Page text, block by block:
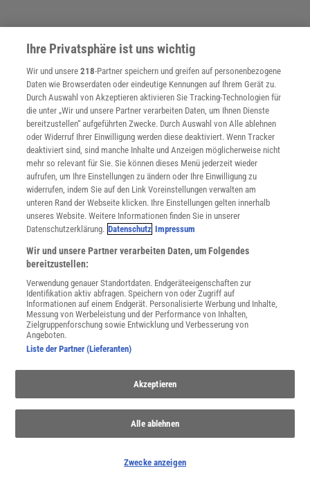
PARTNERINHALTE
Anzeige
NACH OBEN
Ihre Privatsphäre ist uns wichtig
Wir und unsere218-Partner speichern und greifen auf personenbezogene
Daten wie Browserdaten oder eindeutige Kennungen auf Ihrem Gerät zu.
Durch Auswahl von Akzeptieren aktivieren Sie Tracking-Technologien für
die unter „Wir und unsere Partner verarbeiten Daten, um Ihnen Dienste
bereitzustellen“ aufgeführten Zwecke. Durch Auswahl von Alle ablehnen
oder Widerruf Ihrer Einwilligung werden diese deaktiviert. Wenn Tracker
deaktiviert sind, sind manche Inhalte und Anzeigen möglicherweise nicht
mehr so relevant für Sie. Sie können dieses Menü jederzeit wieder
aufrufen, um Ihre Einstellungen zu ändern oder Ihre Einwilligung zu
widerrufen, indem Sie auf den Link Voreinstellungen verwalten am
unteren Rand der Webseite klicken. Ihre Einstellungen gelten innerhalb
unseres Website. Weitere Informationen finden Sie in unserer
Datenschutzerklärung. Datenschutz Impressum
Wir und unsere Partner verarbeiten Daten, um Folgendes
bereitzustellen:
Verwendung genauer Standortdaten. Endgeräteeigenschaften zur
Identifikation aktiv abfragen. Speichern von oder Zugriff auf
Informationen auf einem Endgerät. Personalisierte Werbung und Inhalte,
Messung von Werbeleistung und der Performance von Inhalten,
Zielgruppenforschung sowie Entwicklung und Verbesserung von
Angeboten.
Liste der Partner (Lieferanten)
Akzeptieren
Alle ablehnen
Zwecke anzeigen